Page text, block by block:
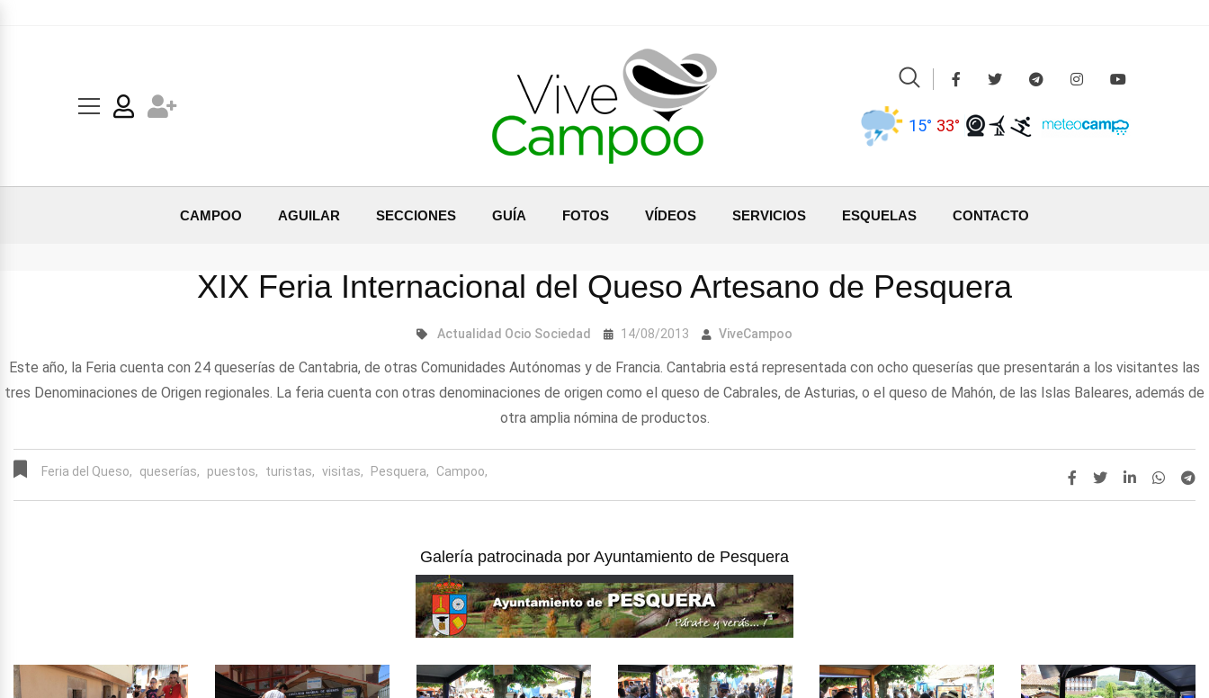
15° 33°
CAMPOO AGUILAR SECCIONES GUÍA FOTOS VÍDEOS SERVICIOS ESQUELAS CONTACTO
XIX Feria Internacional del Queso Artesano de Pesquera
Actualidad Ocio Sociedad 14/08/2013 ViveCampoo
Este año, la Feria cuenta con 24 queserías de Cantabria, de otras Comunidades Autónomas y de Francia. Cantabria está representada con ocho queserías que presentarán a los visitantes las
tres Denominaciones de Origen regionales. La feria cuenta con otras denominaciones de origen como el queso de Cabrales, de Asturias, o el queso de Mahón, de las Islas Baleares, además de
otra amplia nómina de productos.
Feria del Queso, queserías, puestos, turistas, visitas, Pesquera, Campoo,
Galería patrocinada por Ayuntamiento de Pesquera